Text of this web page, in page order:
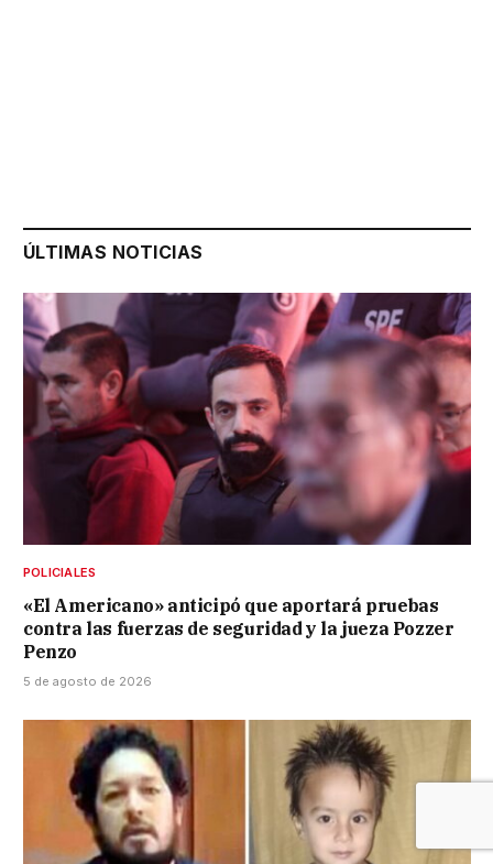
ÚLTIMAS NOTICIAS
POLICIALES
«El Americano» anticipó que aportará pruebas
contra las fuerzas de seguridad y la jueza Pozzer
Penzo
5 de agosto de 2026